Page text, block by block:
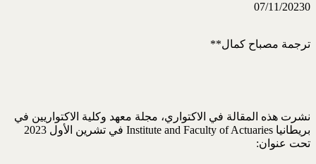
07/11/20230
ترجمة مصباح كمال**
نشرت هذه المقالة في الاكتواري، مجلة معهد وكلية الاكتواريين في
بريطانيا Institute and Faculty of Actuaries في تشرين الأول 2023
تحت عنوان: